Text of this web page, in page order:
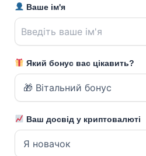
Ваше ім'я
Який бонус вас цікавить?
Ваш досвід у криптовалюті